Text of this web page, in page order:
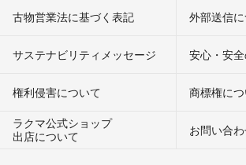
古物営業法に基づく表記 外部送信
サステナビリティメッセージ 安心・安
権利侵害について
商標権に
ラクマ公式ショップ
出店について
お問い合